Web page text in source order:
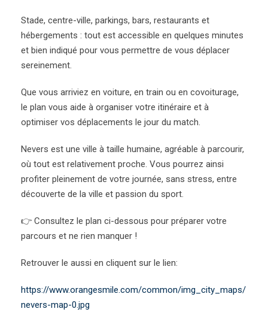
Stade, centre-ville, parkings, bars, restaurants et
hébergements : tout est accessible en quelques minutes
et bien indiqué pour vous permettre de vous déplacer
sereinement.
Que vous arriviez en voiture, en train ou en covoiturage,
le plan vous aide à organiser votre itinéraire et à
optimiser vos déplacements le jour du match.
Nevers est une ville à taille humaine, agréable à parcourir,
où tout est relativement proche. Vous pourrez ainsi
profiter pleinement de votre journée, sans stress, entre
découverte de la ville et passion du sport.
👉 Consultez le plan ci-dessous pour préparer votre
parcours et ne rien manquer !
Retrouver le aussi en cliquent sur le lien:
https://www.orangesmile.com/common/img_city_maps/
nevers-map-0.jpg